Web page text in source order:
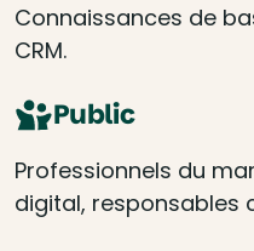
Connaissances de
CRM.
Public
Professionnels du
digital, responsables